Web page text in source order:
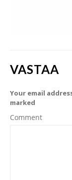
VASTAA
Your email
marked
Comment